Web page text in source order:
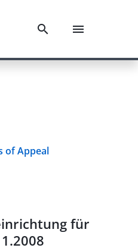
of Appeal
für